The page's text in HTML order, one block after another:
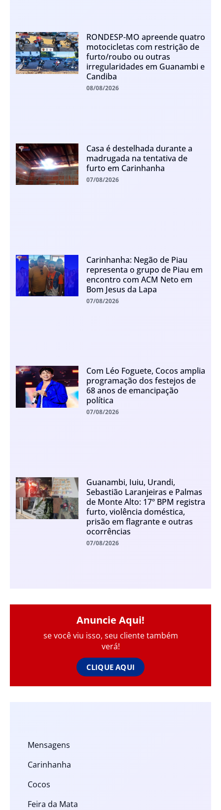
RONDESP-MO apreende quatro
motocicletas com restrição de
furto/roubo ou outras
irregularidades em Guanambi e
Candiba
08/08/2026
Casa é destelhada durante a
madrugada na tentativa de
furto em Carinhanha
07/08/2026
Carinhanha: Negão de Piau
representa o grupo de Piau em
encontro com ACM Neto em
Bom Jesus da Lapa
07/08/2026
Com Léo Foguete, Cocos amplia
programação dos festejos de
68 anos de emancipação
política
07/08/2026
Guanambi, Iuiu, Urandi,
Sebastião Laranjeiras e Palmas
de Monte Alto: 17º BPM registra
furto, violência doméstica,
prisão em flagrante e outras
ocorrências
07/08/2026
Anuncie Aqui!
se você viu isso, seu cliente também
verá!
CLIQUE AQUI
Mensagens
Carinhanha
Cocos
Feira da Mata